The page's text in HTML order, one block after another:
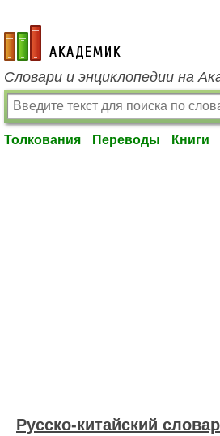
academic.ru
Словари и энциклопедии на
Толкования Переводы Книги
Русско-китайский